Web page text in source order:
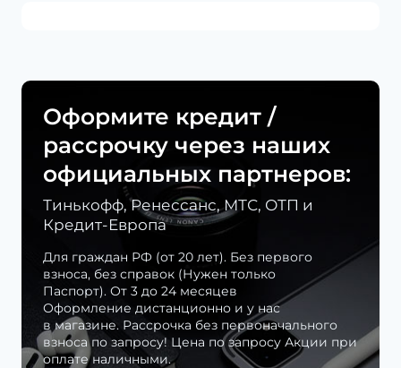
Оформите кредит /
рассрочку через наших
официальных партнеров:
Тинькофф, Ренессанс, МТС, ОТП и
Кредит-Европа
Для граждан РФ (от 20 лет). Без первого
взноса, без справок (Нужен только
Паспорт). От 3 до 24 месяцев
Оформление дистанционно и у нас
в магазине. Рассрочка без первоначального
взноса по запросу! Цена по запросу Акции при
оплате наличными.